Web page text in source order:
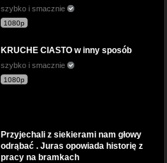
szybko i smacznie
1080p
KRUCHE CIASTO w inny sposób
szybko i smacznie
1080p
Przyjechali z siekierami nam głowy
odrąbać . Juras opowiada historię z
pracy na bramkach